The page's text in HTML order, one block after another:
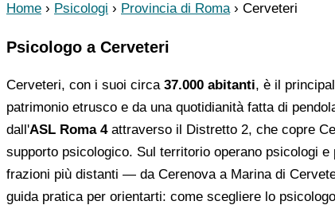
Home › Psicologi › Provincia di Roma › Cerveteri
Psicologo a Cerveteri
Cerveteri, con i suoi circa 37.000 abitanti, è il
patrimonio etrusco e da una quotidianità fatta di
dall'ASL Roma 4attraverso il Distretto 2, che copre
supporto psicologico. Sul territorio operano psicologi
frazioni più distanti — da Cerenova a Marina di
guida pratica per orientarti: come scegliere lo